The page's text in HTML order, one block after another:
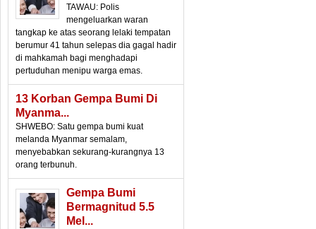
TAWAU: Polis
mengeluarkan waran
tangkap ke atas seorang lelaki tempatan
berumur 41 tahun selepas dia gagal hadir
di mahkamah bagi menghadapi
pertuduhan menipu warga emas.
13 Korban Gempa Bumi Di
Myanma...
SHWEBO: Satu gempa bumi kuat
melanda Myanmar semalam,
menyebabkan sekurang-kurangnya 13
orang terbunuh.
Gempa Bumi
Bermagnitud 5.5
Mel...